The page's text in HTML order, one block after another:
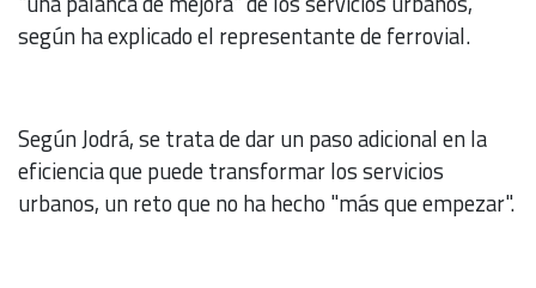
según ha explicado el representante de ferrovial.
Según Jodrá, se trata de dar un paso adicional en la
eficiencia que puede transformar los servicios
urbanos, un reto que no ha hecho "más que empezar".